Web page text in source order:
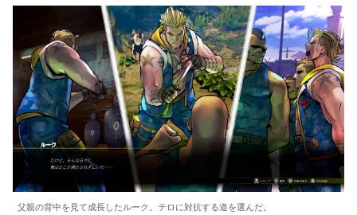
父親の背中を見て成長したルーク。テロに対抗する道を選んだ。